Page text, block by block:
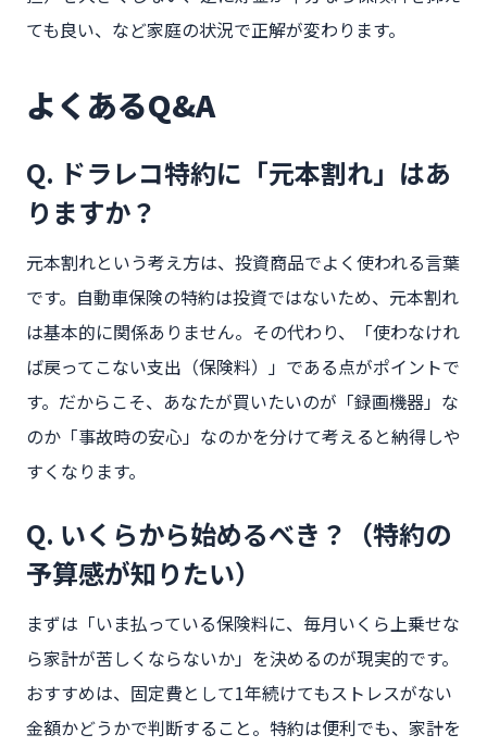
ても良い、など家庭の状況で正解が変わります。
よくあるQ&A
Q. ドラレコ特約に「元本割れ」はあ
りますか？
元本割れという考え方は、投資商品でよく使われる言葉
です。自動車保険の特約は投資ではないため、元本割れ
は基本的に関係ありません。その代わり、「使わなけれ
ば戻ってこない支出（保険料）」である点がポイントで
す。だからこそ、あなたが買いたいのが「録画機器」な
のか「事故時の安心」なのかを分けて考えると納得しや
すくなります。
Q. いくらから始めるべき？（特約の
予算感が知りたい）
まずは「いま払っている保険料に、毎月いくら上乗せな
ら家計が苦しくならないか」を決めるのが現実的です。
おすすめは、固定費として1年続けてもストレスがない
金額かどうかで判断すること。特約は便利でも、家計を